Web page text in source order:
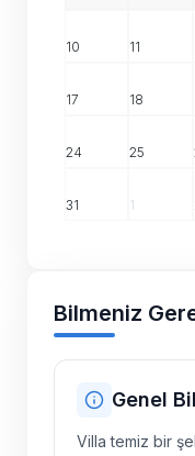
10 11
17 18
24 25
31 1
Bilmeniz
Genel
Villa temiz bir